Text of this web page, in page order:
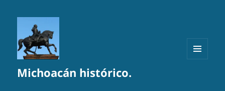
Michoacán histórico.